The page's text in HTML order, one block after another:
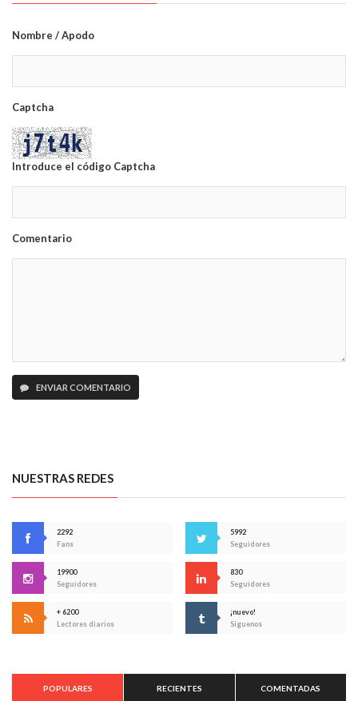
Nombre / Apodo
Captcha
Introduce el código Captcha
Comentario
ENVIAR COMENTARIO
NUESTRAS REDES
2292
Fans
5992
Seguidores
19900
Seguidores
830
Seguidores
+ 6200
Lectores diarios
¡nuevo!
Síguenos
POPULARES RECIENTES COMENTADAS